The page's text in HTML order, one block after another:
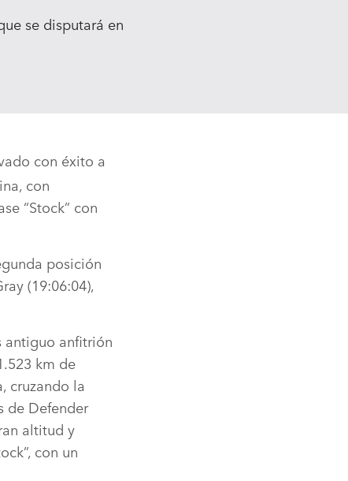
se disputará en
con éxito a
con
“Stock” con
posición
(19:06:04),
antiguo anfitrión
km de
cruzando la
de Defender
altitud y
con un